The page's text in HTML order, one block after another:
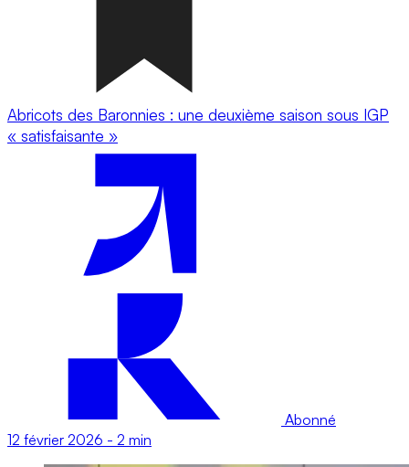
Abricots des Baronnies : une deuxième saison sous IGP
« satisfaisante »
Abonné
12 février 2026 - 2 min